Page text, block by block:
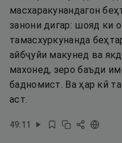
масхаракунандагон
занони дигар: шояд ки
тамасхуркунанда
айбҷуйи макунед ва
махонед, зеро баъди
бадномист. Ва ҳар кӣ
аст.
49:11